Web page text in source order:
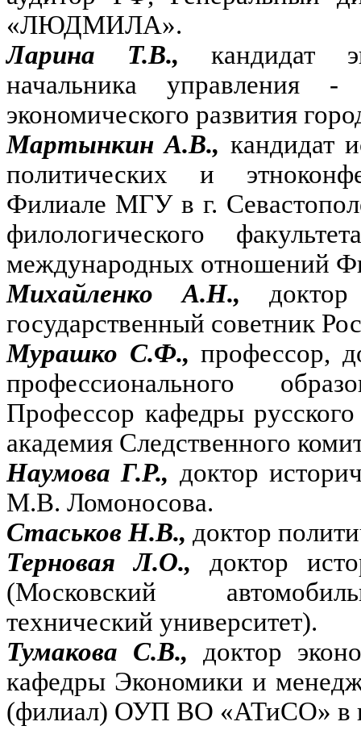
«ЛЮДМИЛА».
Ларина Т.В., кандидат
начальника управления -
экономического развития
Мартынкин А.В., кандидат
политических и
Филиале МГУ в г.
филологического
международных отношений
Михайленко А.Н.,
государственный советник
Мурашко С.Ф., профессор,
профессионального
Профессор кафедры
академия Следственного
Наумова Г.Р., доктор
М.В. Ломоносова.
Стаськов Н.В., доктор
Терновая Л.О., доктор
(Московский
технический университет).
Тумакова С.В., доктор
кафедры Экономики и
(филиал) ОУП ВО «АТиСО» в